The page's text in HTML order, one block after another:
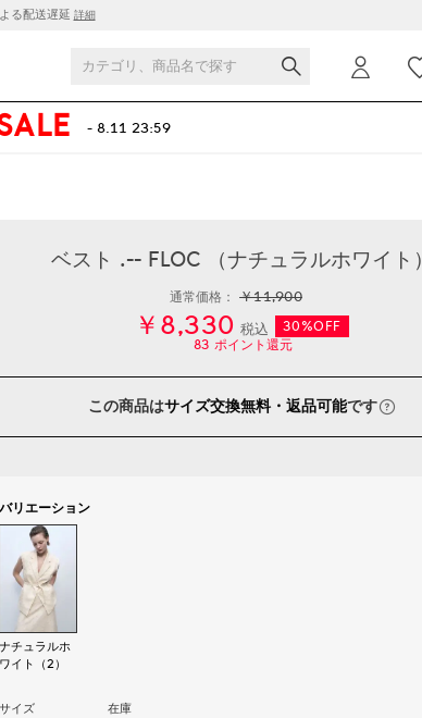
る配送遅延 詳細
- 8.11 23:59
ベスト .-- FLOC （ナチュラルホワイト）
通常価格：￥11,900
￥8,330 税込
30%OFF
83 ポイント還元
この商品はサイズ交換無料・返品可能です
バリエーション
ナチュラルホ
ワイト（2）
サイズ 在庫